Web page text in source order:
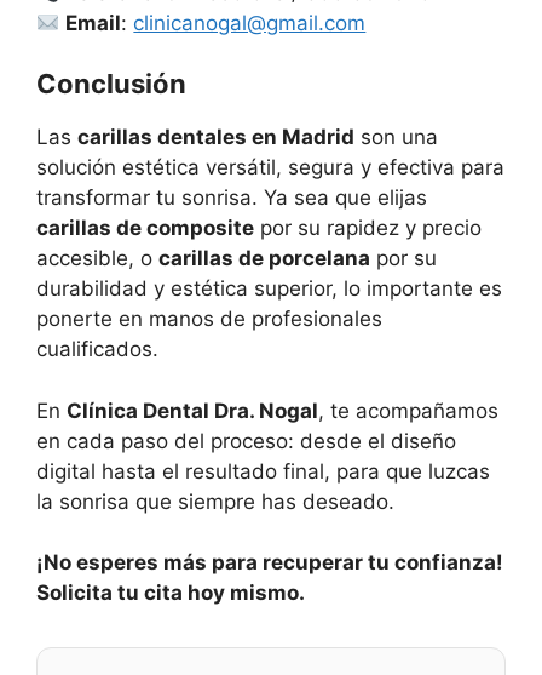
Email: clinicanogal@gmail.com
Conclusión
Las carillas dentales en Madrid son una
solución estética versátil, segura y efectiva para
transformar tu sonrisa. Ya sea que elijas
carillas de composite por su rapidez y precio
accesible, o carillas de porcelana por su
durabilidad y estética superior, lo importante es
ponerte en manos de profesionales
cualificados.
En Clínica Dental Dra. Nogal, te acompañamos
en cada paso del proceso: desde el diseño
digital hasta el resultado final, para que luzcas
la sonrisa que siempre has deseado.
¡No esperes más para recuperar tu confianza!
Solicita tu cita hoy mismo.